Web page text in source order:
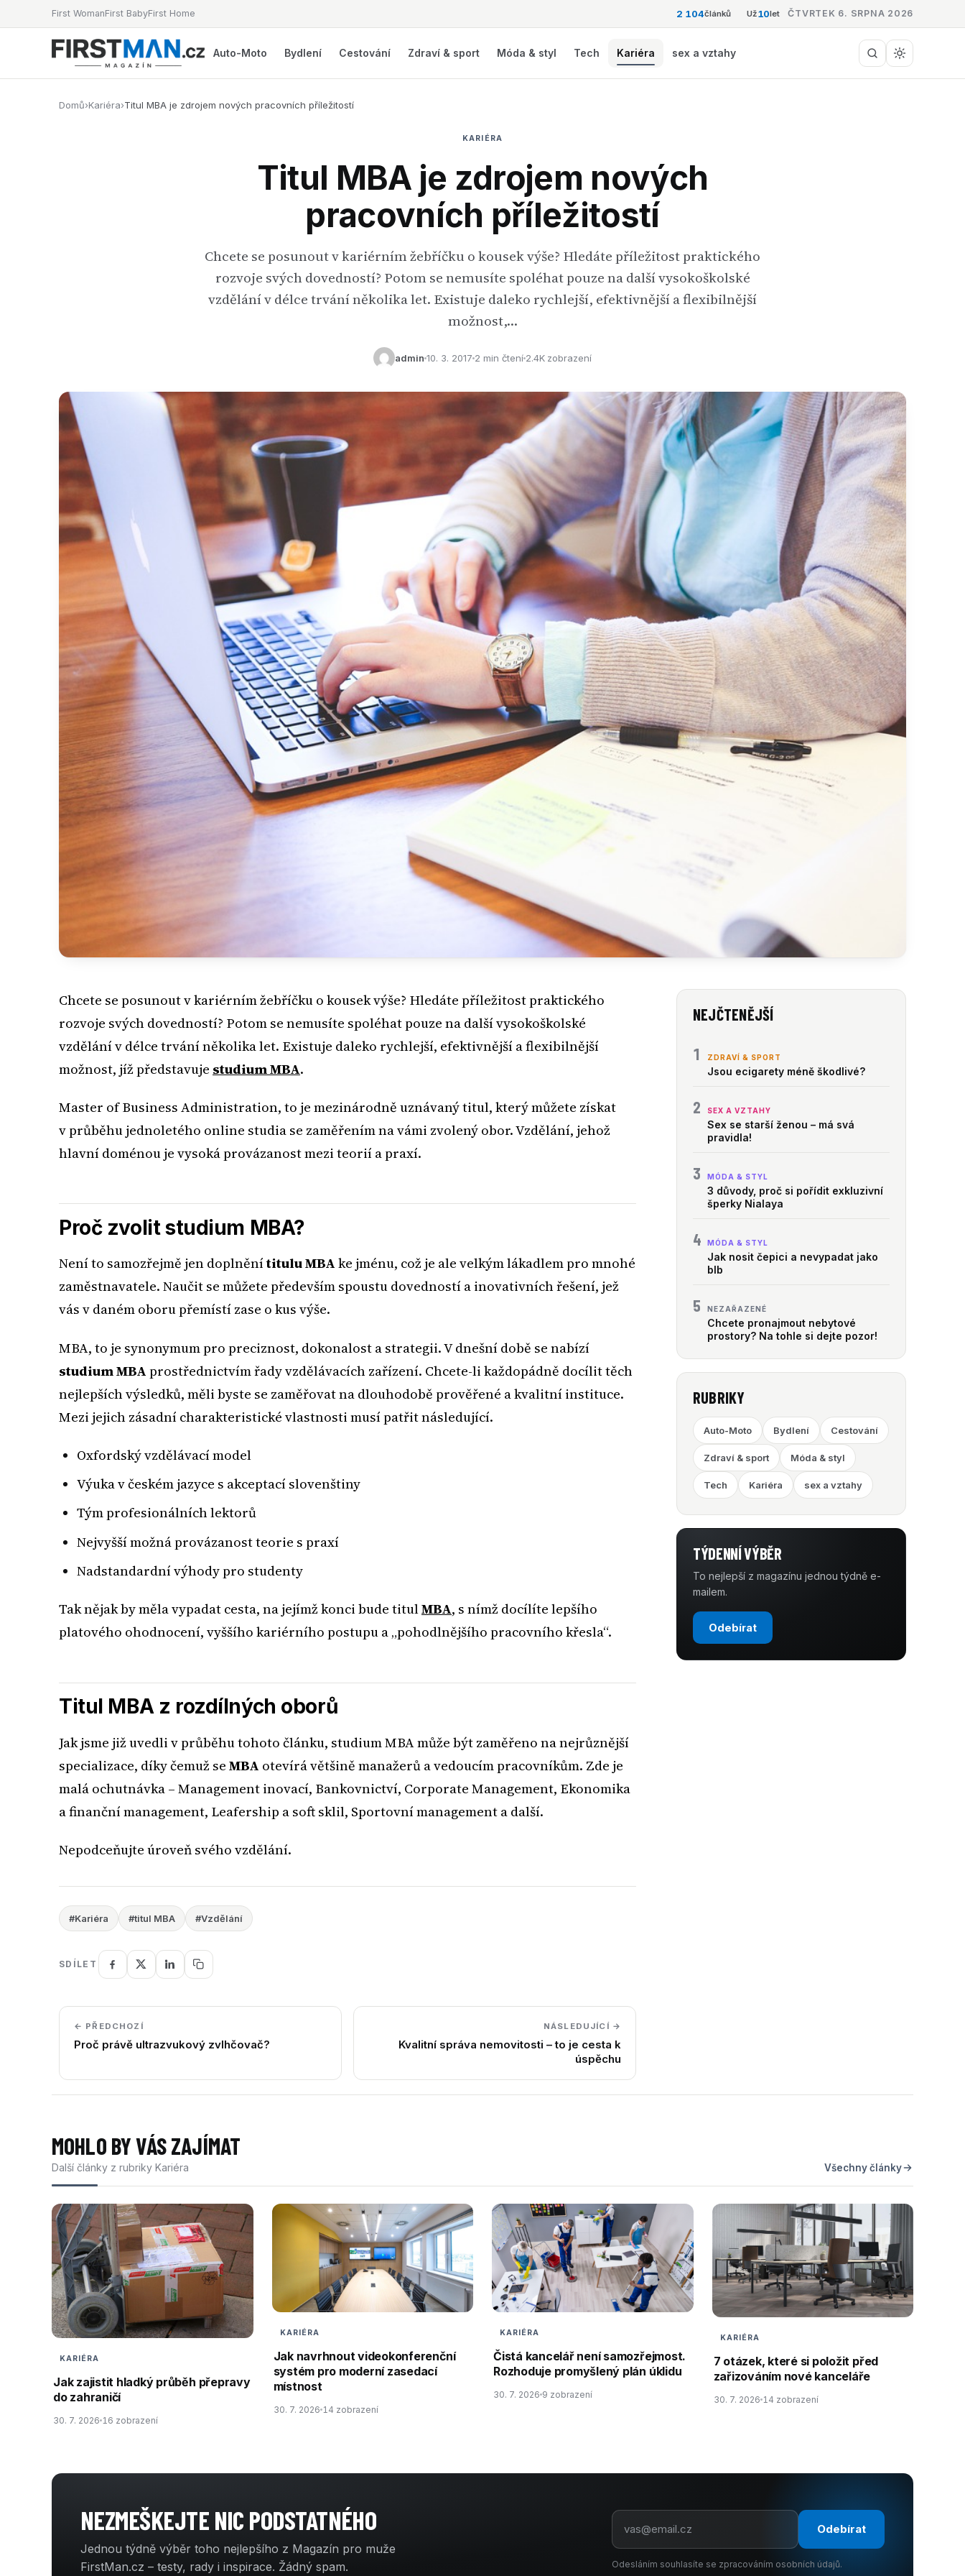
First WomanFirst BabyFirst Home 2 104článků Už10let ČTVRTEK 6. SRPNA 2026
Auto-Moto Bydlení Cestování Zdraví & sport Móda & styl Tech Kariéra sex a vztahy
Domů›Kariéra›Titul MBA je zdrojem nových pracovních příležitostí
KARIÉRA
Titul MBA je zdrojem nových
pracovních příležitostí
Chcete se posunout v kariérním žebříčku o kousek výše? Hledáte příležitost praktického
rozvoje svých dovedností? Potom se nemusíte spoléhat pouze na další vysokoškolské
vzdělání v délce trvání několika let. Existuje daleko rychlejší, efektivnější a flexibilnější
možnost,…
admin 10. 3. 2017 2 min čtení 2.4K zobrazení
Chcete se posunout v kariérním žebříčku o kousek výše? Hledáte příležitost praktického
rozvoje svých dovedností? Potom se nemusíte spoléhat pouze na další vysokoškolské
vzdělání v délce trvání několika let. Existuje daleko rychlejší, efektivnější a flexibilnější
možnost, jíž představuje studium MBA.
Master of Business Administration, to je mezinárodně uznávaný titul, který můžete získat
v průběhu jednoletého online studia se zaměřením na vámi zvolený obor. Vzdělání, jehož
hlavní doménou je vysoká provázanost mezi teorií a praxí.
Proč zvolit studium MBA?
Není to samozřejmě jen doplněnítitulu MBA ke jménu, což je ale velkým lákadlem pro mnohé
zaměstnavatele. Naučit se můžete především spoustu dovedností a inovativních řešení, jež
vás v daném oboru přemístí zase o kus výše.
MBA, to je synonymum pro preciznost, dokonalost a strategii. V dnešní době se nabízí
studium MBA prostřednictvím řady vzdělávacích zařízení. Chcete-li každopádně docílit těch
nejlepších výsledků, měli byste se zaměřovat na dlouhodobě prověřené a kvalitní instituce.
Mezi jejich zásadní charakteristické vlastnosti musí patřit následující.
Oxfordský vzdělávací model
Výuka v českém jazyce s akceptací slovenštiny
Tým profesionálních lektorů
Nejvyšší možná provázanost teorie s praxí
Nadstandardní výhody pro studenty
Tak nějak by měla vypadat cesta, na jejímž konci bude titulMBA, s nímž docílíte lepšího
platového ohodnocení, vyššího kariérního postupu a „pohodlnějšího pracovního křesla“.
Titul MBA z rozdílných oborů
Jak jsme již uvedli v průběhu tohoto článku, studium MBA může být zaměřeno na nejrůznější
specializace, díky čemuž se MBA otevírá většině manažerů a vedoucím pracovníkům. Zde je
malá ochutnávka – Management inovací, Bankovnictví, Corporate Management, Ekonomika
a finanční management, Leafership a soft sklil, Sportovní management a další.
Nepodceňujte úroveň svého vzdělání.
#Kariéra #titul MBA #Vzdělání
SDÍLET
← PŘEDCHOZÍ
Proč právě ultrazvukový zvlhčovač?
NÁSLEDUJÍCÍ →
Kvalitní správa nemovitosti – to je cesta k
úspěchu
NEJČTENĚJŠÍ
1 ZDRAVÍ & SPORT
Jsou ecigarety méně škodlivé?
2 SEX A VZTAHY
Sex se starší ženou – má svá
pravidla!
3 MÓDA & STYL
3 důvody, proč si pořídit exkluzivní
šperky Nialaya
4 MÓDA & STYL
Jak nosit čepici a nevypadat jako
blb
5 NEZAŘAZENÉ
Chcete pronajmout nebytové
prostory? Na tohle si dejte pozor!
RUBRIKY
Auto-Moto Bydlení Cestování
Zdraví & sport Móda & styl
Tech Kariéra sex a vztahy
TÝDENNÍ VÝBĚR
To nejlepší z magazínu jednou týdně e-
mailem.
Odebírat
MOHLO BY VÁS ZAJÍMAT
Další články z rubriky Kariéra Všechny články
KARIÉRA
Jak zajistit hladký průběh přepravy
do zahraničí
30. 7. 2026 16 zobrazení
KARIÉRA
Jak navrhnout videokonferenční
systém pro moderní zasedací
místnost
30. 7. 2026 14 zobrazení
KARIÉRA
Čistá kancelář není samozřejmost.
Rozhoduje promyšlený plán úklidu
30. 7. 2026 9 zobrazení
KARIÉRA
7 otázek, které si položit před
zařizováním nové kanceláře
30. 7. 2026 14 zobrazení
NEZMEŠKEJTE NIC PODSTATNÉHO
Jednou týdně výběr toho nejlepšího z Magazín pro muže
FirstMan.cz – testy, rady i inspirace. Žádný spam.
Odebírat
Odesláním souhlasíte se zpracováním osobních údajů.